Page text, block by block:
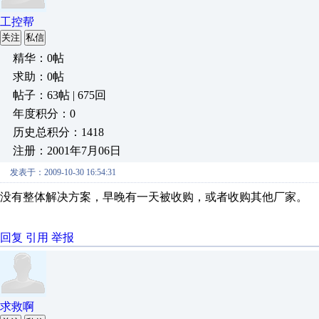
工控帮
关注 私信
精华：0帖
求助：0帖
帖子：63帖 | 675回
年度积分：0
历史总积分：1418
注册：2001年7月06日
发表于：2009-10-30 16:54:31
没有整体解决方案，早晚有一天被收购，或者收购其他厂家。
回复 引用 举报
求救啊